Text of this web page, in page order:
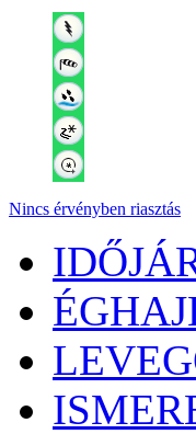
Nincs érvényben riasztás